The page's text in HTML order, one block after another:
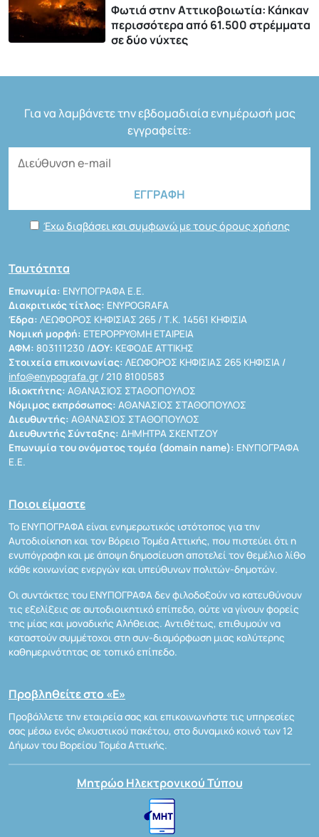
Φωτιά στην Αττικοβοιωτία: Kάηκαν
περισσότερα από 61.500 στρέμματα
σε δύο νύχτες
Για να λαμβάνετε την εβδομαδιαία ενημέρωσή μας
εγγραφείτε:
Έχω διαβάσει και συμφωνώ με τους όρους χρήσης
Ταυτότητα
Επωνυμία: ΕΝΥΠΟΓΡΑΦΑ Ε.Ε.
Διακριτικός τίτλος: ENYPOGRAFA
Έδρα: ΛΕΩΦΟΡΟΣ ΚΗΦΙΣΙΑΣ 265 / Τ.Κ. 14561 ΚΗΦΙΣΙΑ
Νομική μορφή: ΕΤΕΡΟΡΡΥΘΜΗ ΕΤΑΙΡΕΙΑ
ΑΦΜ: 803111230 /ΔΟΥ: ΚΕΦΟΔΕ ΑΤΤΙΚΗΣ
Στοιχεία επικοινωνίας: ΛΕΩΦΟΡΟΣ ΚΗΦΙΣΙΑΣ 265 ΚΗΦΙΣΙΑ /
info@enypografa.gr / 210 8100583
Ιδιοκτήτης: ΑΘΑΝΑΣΙΟΣ ΣΤΑΘΟΠΟΥΛΟΣ
Νόμιμος εκπρόσωπος: ΑΘΑΝΑΣΙΟΣ ΣΤΑΘΟΠΟΥΛΟΣ
Διευθυντής: ΑΘΑΝΑΣΙΟΣ ΣΤΑΘΟΠΟΥΛΟΣ
Διευθυντής Σύνταξης: ΔΗΜΗΤΡΑ ΣΚΕΝΤΖΟΥ
Επωνυμία του ονόματος τομέα (domain name): ΕΝΥΠΟΓΡΑΦΑ
Ε.Ε.
Ποιοι είμαστε
Το ΕΝΥΠΟΓΡΑΦΑ είναι ενημερωτικός ιστότοπος για την
Αυτοδιοίκηση και τον Βόρειο Τομέα Αττικής, που πιστεύει ότι η
ενυπόγραφη και με άποψη δημοσίευση αποτελεί τον θεμέλιο λίθο
κάθε κοινωνίας ενεργών και υπεύθυνων πολιτών-δημοτών.
Οι συντάκτες του ΕΝΥΠΟΓΡΑΦΑ δεν φιλοδοξούν να κατευθύνουν
τις εξελίξεις σε αυτοδιοικητικό επίπεδο, ούτε να γίνουν φορείς
της μίας και μοναδικής Αλήθειας. Αντιθέτως, επιθυμούν να
καταστούν συμμέτοχοι στη συν-διαμόρφωση μιας καλύτερης
καθημερινότητας σε τοπικό επίπεδο.
Προβληθείτε στο «Ε»
Προβάλλετε την εταιρεία σας και επικοινωνήστε τις υπηρεσίες
σας μέσω ενός ελκυστικού πακέτου, στο δυναμικό κοινό των 12
Δήμων του Βορείου Τομέα Αττικής.
Μητρώο Ηλεκτρονικού Τύπου